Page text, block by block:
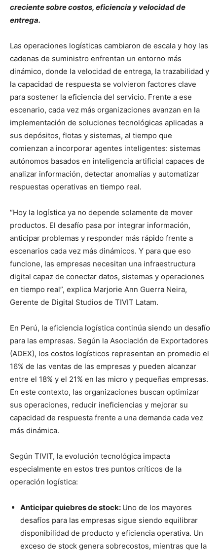
creciente sobre costos, eficiencia y velocidad de
entrega.
Las operaciones logísticas cambiaron de escala y hoy las
cadenas de suministro enfrentan un entorno más
dinámico, donde la velocidad de entrega, la trazabilidad y
la capacidad de respuesta se volvieron factores clave
para sostener la eficiencia del servicio. Frente a ese
escenario, cada vez más organizaciones avanzan en la
implementación de soluciones tecnológicas aplicadas a
sus depósitos, flotas y sistemas, al tiempo que
comienzan a incorporar agentes inteligentes: sistemas
autónomos basados en inteligencia artificial capaces de
analizar información, detectar anomalías y automatizar
respuestas operativas en tiempo real.
“Hoy la logística ya no depende solamente de mover
productos. El desafío pasa por integrar información,
anticipar problemas y responder más rápido frente a
escenarios cada vez más dinámicos. Y para que eso
funcione, las empresas necesitan una infraestructura
digital capaz de conectar datos, sistemas y operaciones
en tiempo real”, explica Marjorie Ann Guerra Neira,
Gerente de Digital Studios de TIVIT Latam.
En Perú, la eficiencia logística continúa siendo un desafío
para las empresas. Según la Asociación de Exportadores
(ADEX), los costos logísticos representan en promedio el
16% de las ventas de las empresas y pueden alcanzar
entre el 18% y el 21% en las micro y pequeñas empresas.
En este contexto, las organizaciones buscan optimizar
sus operaciones, reducir ineficiencias y mejorar su
capacidad de respuesta frente a una demanda cada vez
más dinámica.
Según TIVIT, la evolución tecnológica impacta
especialmente en estos tres puntos críticos de la
operación logística:
Anticipar quiebres de stock: Uno de los mayores
desafíos para las empresas sigue siendo equilibrar
disponibilidad de producto y eficiencia operativa. Un
exceso de stock genera sobrecostos, mientras que la